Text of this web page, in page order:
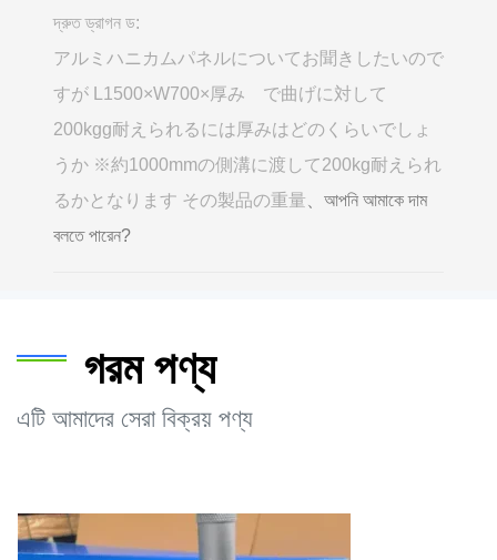
দ্রুত ড্রাগন ড:
アルミハニカムパネルについてお聞きしたいので
すが L1500×W700×厚み で曲げに対して
200kgg耐えられるには厚みはどのくらいでしょ
うか ※約1000mmの側溝に渡して200kg耐えられ
るかとなります その製品の重量 、আপনি আমাকে দাম
বলতে পারেন?
গরম পণ্য
এটি আমাদের সেরা বিক্রয় পণ্য